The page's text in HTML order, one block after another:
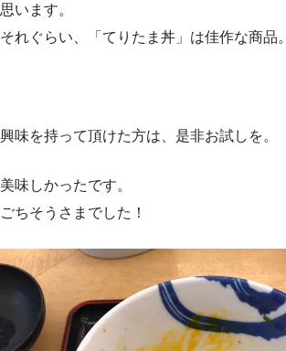
思います。
それぐらい、「てりたま丼」は佳作な商品。
興味を持って頂けた方は、是非お試しを。
美味しかったです。
ごちそうさまでした！